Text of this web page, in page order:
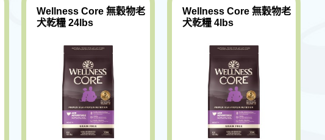
Wellness Core 無穀物老
犬乾糧 24lbs
Wellness Core 無穀物老
犬乾糧 4lbs